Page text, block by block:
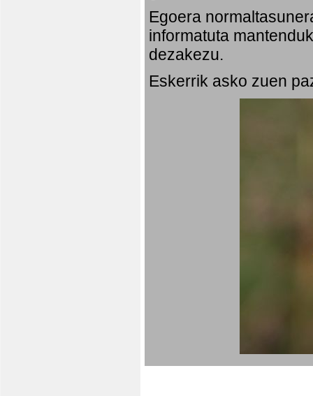
Egoera
informatuta
dezakezu.
Eskerrik asko zuen